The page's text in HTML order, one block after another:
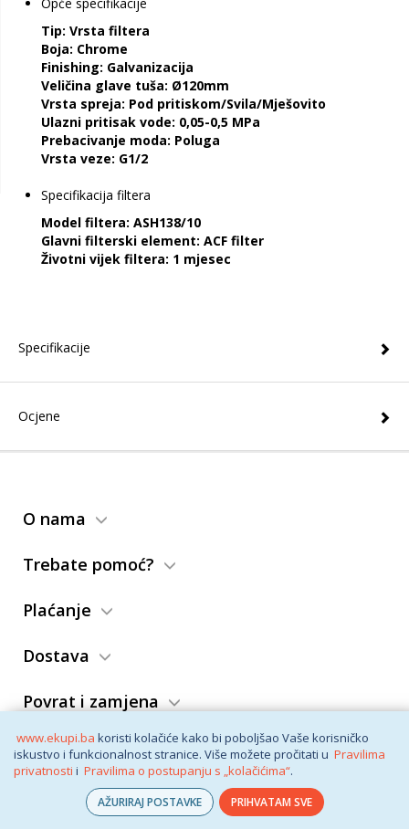
www.ekupi.ba koristi kolačiće kako bi poboljšao Vaše korisničko
iskustvo i funkcionalnost stranice. Više možete pročitati u Pravilima
privatnosti i Pravilima o postupanju s „kolačićima“.
AŽURIRAJ POSTAVKE PRIHVATAM SVE
Tip: Vrsta filtera
Boja: Chrome
Finishing: Galvanizacija
Veličina glave tuša: Ø120mm
Vrsta spreja: Pod pritiskom/Svila/Mješovito
Ulazni pritisak vode: 0,05-0,5 MPa
Prebacivanje moda: Poluga
Vrsta veze: G1/2
Specifikacija filtera
Model filtera: ASH138/10
Glavni filterski element: ACF filter
Životni vijek filtera: 1 mjesec
Specifikacije
Ocjene
O nama
Trebate pomoć?
Plaćanje
Dostava
Povrat i zamjena
Opći uslovi
© eKupi2026. Vaša internet trgovina